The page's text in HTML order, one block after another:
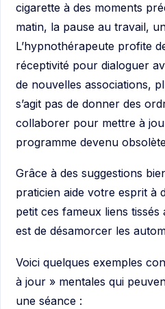
cigarette à des moments
matin, la pause au travail,
L’hypnothérapeute profite
réceptivité pour dialoguer
de nouvelles associations,
s’agit pas de donner des
collaborer pour mettre à
programme devenu
Grâce à des suggestions
praticien aide votre esprit à
petit ces fameux liens tissés
est de désamorcer les
Voici quelques exemples
à jour » mentales qui
une séance :